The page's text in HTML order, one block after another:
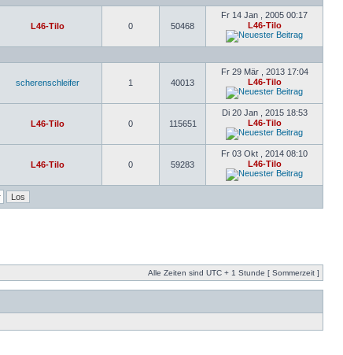
L46-Tilo 0 50468
Fr 14 Jan , 2005 00:17
L46-Tilo
scherenschleifer 1 40013
Fr 29 Mär , 2013 17:04
L46-Tilo
L46-Tilo 0 115651
Di 20 Jan , 2015 18:53
L46-Tilo
L46-Tilo 0 59283
Fr 03 Okt , 2014 08:10
L46-Tilo
Alle Zeiten sind UTC + 1 Stunde [ Sommerzeit ]